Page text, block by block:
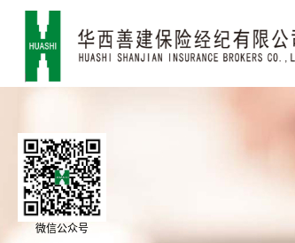
微信公众号